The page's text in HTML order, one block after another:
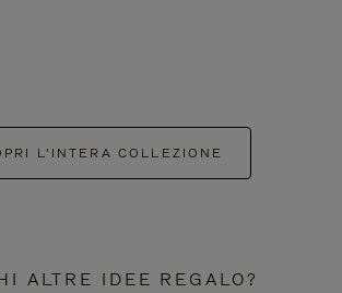
L'INTERA COLLEZIONE
ALTRE IDEE REGALO?